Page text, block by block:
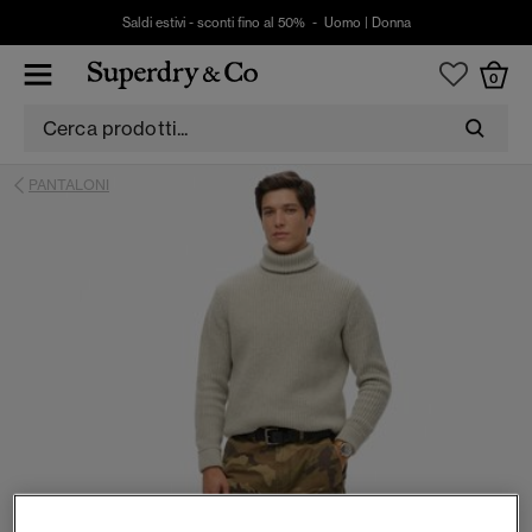
Saldi estivi - sconti fino al 50% - Uomo Donna
0
PANTALONI